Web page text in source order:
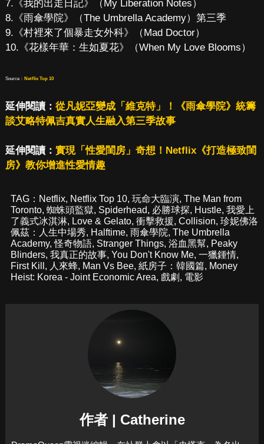
7.《我的出走日記》（My Liberation Notes）
8.《雨傘學院》（The Umbrella Academy）第三季
9.《村裡來了個暴走女外科》（Mad Doctor）
10.《花樣年華：生如夏花》（When My Love Blooms）
Source： Netflix Top 10
延伸閱讀： 從凡妮亞變成「維克特」！《雨傘學院》統籌
談艾略特佩吉真實人生融入第三季故事
延伸閱讀： 實現「性愛閨房」奇想！Netflix《打造極致閨
房》教你增進性愛情趣
TAG： Netflix, Netflix Top 10, 玩命大臨演, The Man from
Toronto, 蜘蛛頭監獄, Spiderhead, 必勝球探, Hustle, 我愛上
了義式冰淇淋, Love & Gelato, 衝擊救援, Collision, 珍妮佛洛
佩茲：人生中場秀, Halftime, 雨傘學院, The Umbrella
Academy,怪奇物語, Stranger Things, 浴血黑幫, Peaky
Blinders, 我真正的故事, You Don't Know Me, 一獵鍾情,
First Kill , 人來蜂, Man Vs Bee, 紙房子：韓國篇, Money
Heist: Korea - Joint Economic Area, 戲劇 , 電影
作者 | Catherine